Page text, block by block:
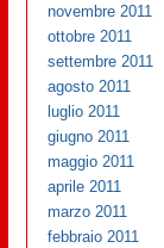
novembre 2011
ottobre 2011
settembre 2011
agosto 2011
luglio 2011
giugno 2011
maggio 2011
aprile 2011
marzo 2011
febbraio 2011